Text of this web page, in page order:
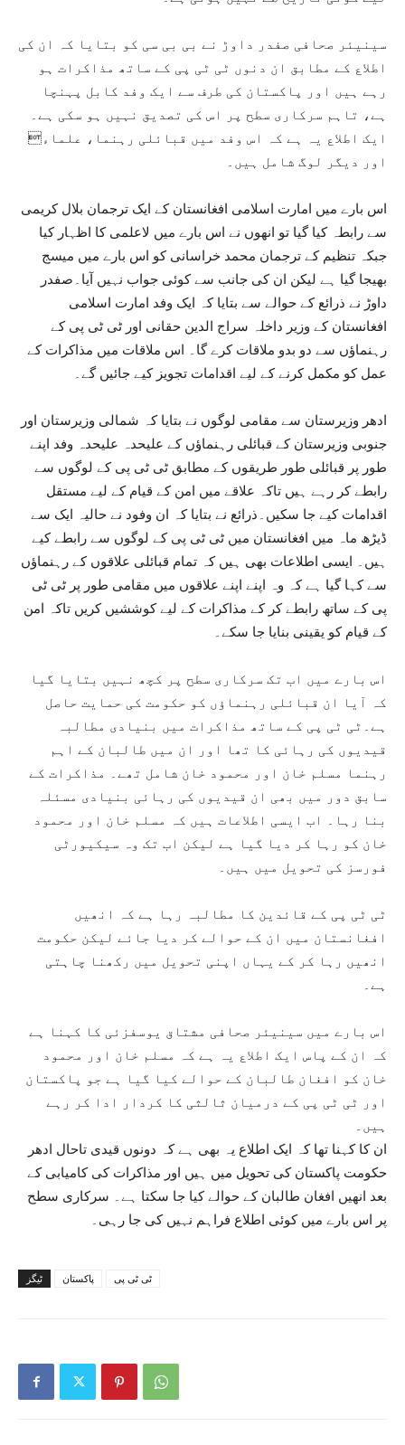
سینیئر صحافی صفدر داوڑ نے بی بی سی کو بتایا کہ ان کی
اطلاع کے مطابق ان دنوں ٹی ٹی پی کے ساتھ مذاکرات ہو
رہے ہیں اور پاکستان کی طرف سے ایک وفد کابل پہنچا
ہے، تاہم سرکاری سطح پر اس کی تصدیق نہیں ہو سکی ہے۔
ایک اطلاع یہ ہے کہ اس وفد میں قبائلی رہنما، علماء
اور دیگر لوگ شامل ہیں۔
اس بارے میں امارت اسلامی افغانستان کے ایک ترجمان بلال کریمی
سے رابطہ کیا گیا تو انھوں نے اس بارے میں لاعلمی کا اظہار کیا
جبکہ تنظیم کے ترجمان محمد خراسانی کو اس بارے میں میسج
بھیجا گیا ہے لیکن ان کی جانب سے کوئی جواب نہیں آیا۔صفدر
داوڑ نے ذرائع کے حوالے سے بتایا کہ ایک وفد امارت اسلامی
افغانستان کے وزیر داخلہ سراج الدین حقانی اور ٹی ٹی پی کے
رہنماؤں سے دو بدو ملاقات کرے گا۔ اس ملاقات میں مذاکرات کے
عمل کو مکمل کرنے کے لیے اقدامات تجویز کیے جائیں گے۔
ادھر وزیرستان سے مقامی لوگوں نے بتایا کہ شمالی وزیرستان اور
جنوبی وزیرستان کے قبائلی رہنماؤں کے علیحدہ علیحدہ وفد اپنے
طور پر قبائلی طور طریقوں کے مطابق ٹی ٹی پی کے لوگوں سے
رابطے کر رہے ہیں تاکہ علاقے میں امن کے قیام کے لیے مستقل
اقدامات کیے جا سکیں۔ذرائع نے بتایا کہ ان وفود نے حالیہ ایک سے
ڈیڑھ ماہ میں افغانستان میں ٹی ٹی پی کے لوگوں سے رابطے کیے
ہیں۔ ایسی اطلاعات بھی ہیں کہ تمام قبائلی علاقوں کے رہنماؤں
سے کہا گیا ہے کہ وہ اپنے اپنے علاقوں میں مقامی طور پر ٹی ٹی
پی کے ساتھ رابطے کر کے مذاکرات کے لیے کوششیں کریں تاکہ امن
کے قیام کو یقینی بنایا جا سکے۔
اس بارے میں اب تک سرکاری سطح پر کچھ نہیں بتایا گیا
کہ آیا ان قبائلی رہنماؤں کو حکومت کی حمایت حاصل
ہے۔ٹی ٹی پی کے ساتھ مذاکرات میں بنیادی مطالبہ
قیدیوں کی رہائی کا تھا اور ان میں طالبان کے اہم
رہنما مسلم خان اور محمود خان شامل تھے۔ مذاکرات کے
سابق دور میں بھی ان قیدیوں کی رہائی بنیادی مسئلہ
بنا رہا۔ اب ایسی اطلاعات ہیں کہ مسلم خان اور محمود
خان کو رہا کر دیا گیا ہے لیکن اب تک وہ سیکیورٹی
فورسز کی تحویل میں ہیں۔
ٹی ٹی پی کے قائدین کا مطالبہ رہا ہے کہ انھیں
افغانستان میں ان کے حوالے کر دیا جائے لیکن حکومت
انھیں رہا کر کے یہاں اپنی تحویل میں رکھنا چاہتی
ہے۔
اس بارے میں سینیئر صحافی مشتاق یوسفزئی کا کہنا ہے
کہ ان کے پاس ایک اطلاع یہ ہے کہ مسلم خان اور محمود
خان کو افغان طالبان کے حوالے کیا گیا ہے جو پاکستان
اور ٹی ٹی پی کے درمیان ثالثی کا کردار ادا کر رہے
ہیں۔
ان کا کہنا تھا کہ ایک اطلاع یہ بھی ہے کہ دونوں قیدی تاحال ادھر
حکومت پاکستان کی تحویل میں ہیں اور مذاکرات کی کامیابی کے
بعد انھیں افغان طالبان کے حوالے کیا جا سکتا ہے۔ سرکاری سطح
پر اس بارے میں کوئی اطلاع فراہم نہیں کی جا رہی۔
ٹیگز پاکستان ٹی ٹی پی